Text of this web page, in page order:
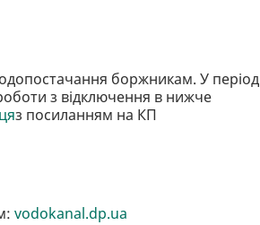
боржникам. У період
з відключення в нижче
з посиланням на КП
vodokanal.dp.ua